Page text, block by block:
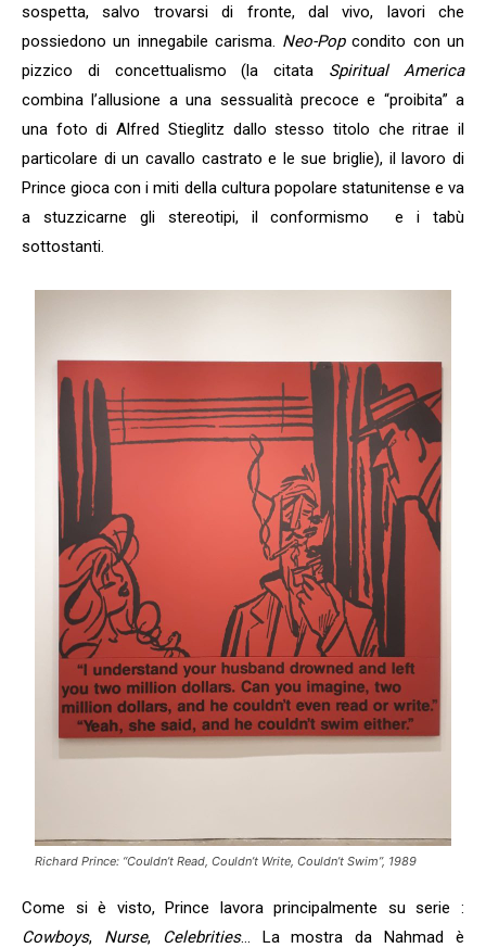
sospetta, salvo trovarsi di fronte, dal vivo, lavori che
possiedono un innegabile carisma. Neo-Popcondito con un
pizzico di concettualismo (la citata Spiritual America
combina l’allusione a una sessualità precoce e “proibita” a
una foto di Alfred Stieglitz dallo stesso titolo che ritrae il
particolare di un cavallo castrato e le sue briglie), il lavoro di
Prince gioca con i miti della cultura popolare statunitense e va
a stuzzicarne gli stereotipi, il conformismo e i tabù
sottostanti.
Richard Prince: “Couldn’t Read, Couldn’t Write, Couldn’t Swim”, 1989
Come si è visto, Prince lavora principalmente su serie :
Cowboys, Nurse, Celebrities… La mostra da Nahmad è